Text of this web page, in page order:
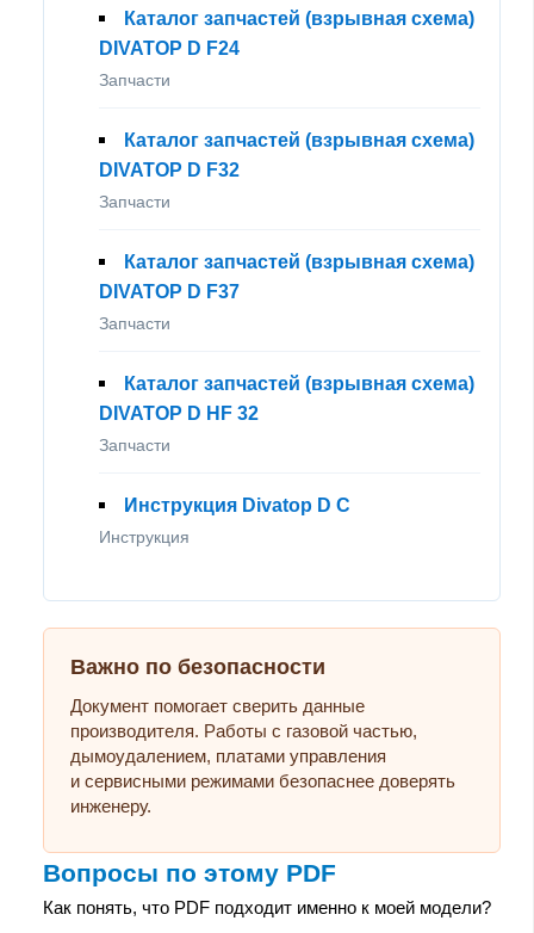
Каталог запчастей (взрывная схема)
DIVATOP D F24
Запчасти
Каталог запчастей (взрывная схема)
DIVATOP D F32
Запчасти
Каталог запчастей (взрывная схема)
DIVATOP D F37
Запчасти
Каталог запчастей (взрывная схема)
DIVATOP D HF 32
Запчасти
Инструкция Divatop D С
Инструкция
Важно по безопасности
Документ помогает сверить данные
производителя. Работы с газовой частью,
дымоудалением, платами управления
и сервисными режимами безопаснее доверять
инженеру.
Вопросы по этому PDF
Как понять, что PDF подходит именно к моей модели?